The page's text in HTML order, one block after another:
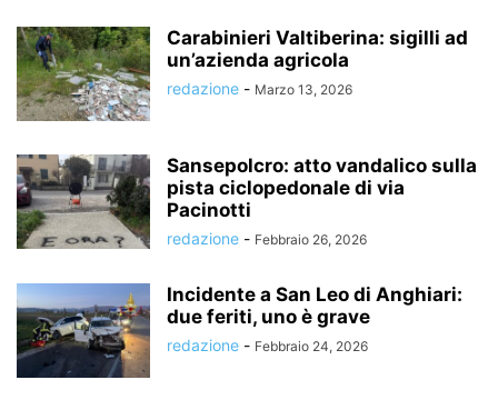
Carabinieri Valtiberina: sigilli ad
un’azienda agricola
redazione - Marzo 13, 2026
Sansepolcro: atto vandalico sulla
pista ciclopedonale di via
Pacinotti
redazione - Febbraio 26, 2026
Incidente a San Leo di Anghiari:
due feriti, uno è grave
redazione - Febbraio 24, 2026